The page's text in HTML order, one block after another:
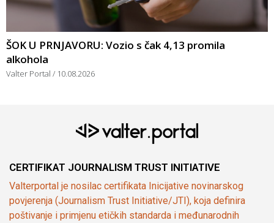
ŠOK U PRNJAVORU: Vozio s čak 4,13 promila
alkohola
Valter Portal 10.08.2026
CERTIFIKAT JOURNALISM TRUST INITIATIVE
Valterportal je nosilac certifikata Inicijative novinarskog
povjerenja (Journalism Trust Initiative/JTI), koja definira
poštivanje i primjenu etičkih standarda i međunarodnih